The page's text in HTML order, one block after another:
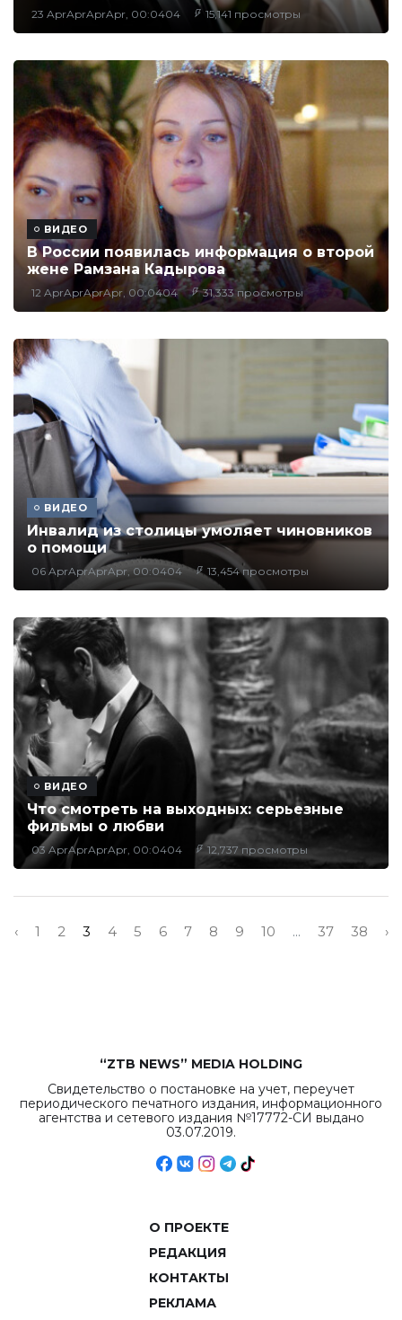
23 AprAprAprApr, 00:0404 15,141 просмотры
ВИДЕО
В России появилась информация о второй
жене Рамзана Кадырова
12 AprAprAprApr, 00:0404 31,333 просмотры
ВИДЕО
Инвалид из столицы умоляет чиновников
о помощи
06 AprAprAprApr, 00:0404 13,454 просмотры
ВИДЕО
Что смотреть на выходных: серьезные
фильмы о любви
03 AprAprAprApr, 00:0404 12,737 просмотры
‹ 1 2 3 4 5 6 7 8 9 10 ... 37 38 ›
“ZTB NEWS” MEDIA HOLDING
Свидетельство о постановке на учет, переучет
периодического печатного издания, информационного
агентства и сетевого издания №17772-СИ выдано
03.07.2019.
О ПРОЕКТЕ
РЕДАКЦИЯ
КОНТАКТЫ
РЕКЛАМА